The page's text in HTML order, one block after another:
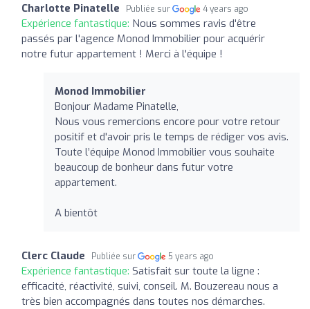
Charlotte Pinatelle Publiée sur 4 years ago
Expérience fantastique: Nous sommes ravis d'être
passés par l'agence Monod Immobilier pour acquérir
notre futur appartement ! Merci à l'équipe !
Monod Immobilier
Bonjour Madame Pinatelle,
Nous vous remercions encore pour votre retour
positif et d'avoir pris le temps de rédiger vos avis.
Toute l’équipe Monod Immobilier vous souhaite
beaucoup de bonheur dans futur votre
appartement.
A bientôt
Clerc Claude Publiée sur 5 years ago
Expérience fantastique: Satisfait sur toute la ligne :
efficacité, réactivité, suivi, conseil. M. Bouzereau nous a
très bien accompagnés dans toutes nos démarches.